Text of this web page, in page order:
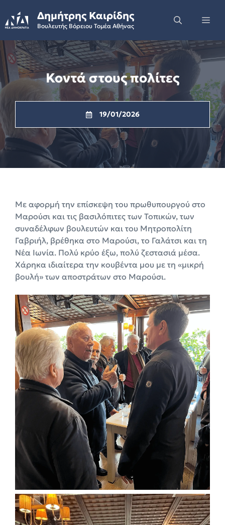
to
content
Δημήτρης Καιρίδης
Βουλευτής Βόρειου Τομέα Αθήνας
Κοντά στους πολίτες
19/01/2026
Με αφορμή την επίσκεψη του πρωθυπουργού στο
Μαρούσι και τις βασιλόπιτες των Τοπικών, των
συναδέλφων βουλευτών και του Μητροπολίτη
Γαβριήλ, βρέθηκα στο Μαρούσι, το Γαλάτσι και τη
Νέα Ιωνία. Πολύ κρύο έξω, πολύ ζεστασιά μέσα.
Χάρηκα ιδιαίτερα την κουβέντα μου με τη «μικρή
βουλή» των αποστράτων στο Μαρούσι.